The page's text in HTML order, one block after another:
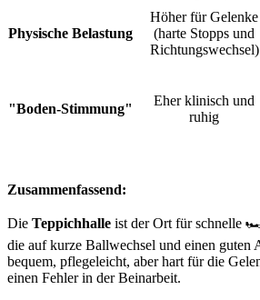
Physische Belastung
Höher für Gelenke
(harte Stopps und
Richtungswechsel)
"Boden-Stimmung"
Eher klinisch und
ruhig
Zusammenfassend:
Die Teppichhalle ist der Ort für schnelle
die auf kurze Ballwechsel und einen guten
bequem, pflegeleicht, aber hart für die
einen Fehler in der Beinarbeit.